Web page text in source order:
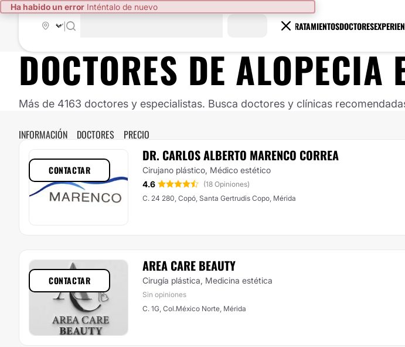
Ha habido un error Inténtalo de nuevo
TRATAMIENTOSDOCTORES
DOCTORES DEALOPECIA
Más de 4163 doctores y especialistas. Busca doctores y clínicas
INFORMACIÓN DOCTORES PRECIO
DR. CARLOS ALBERTO MARENCO CORREA
Cirujano plástico, Médico estético
4.6
(18 Opiniones)
C. 24 280, Copó, Santa Gertrudis Copo, Mérida
CONTACTAR
AREA CARE BEAUTY
Cirugía plástica, Medicina estética
Sin opiniones
C. 1G, Col.México Norte, Mérida
CONTACTAR